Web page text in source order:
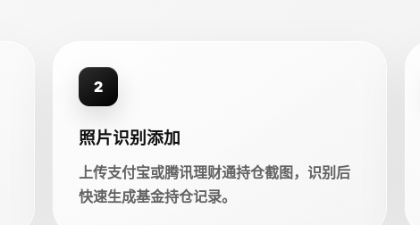
2
照片识别添加
上传支付宝或腾讯理财通持仓截图，识别后
快速生成基金持仓记录。